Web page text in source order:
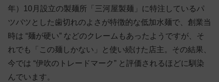
年）10月設立の製麺所「三河屋製麺」に特注しているパ
ツパツとした歯切れのよさが特徴的な低加水麺で、創業当
時は “麺が硬い” などのクレームもあったようですが、そ
れでも「この麺しかない」と使い続けた店主。その結果、
今では “伊吹のトレードマーク” と評価されるほどに馴染
んでいます。